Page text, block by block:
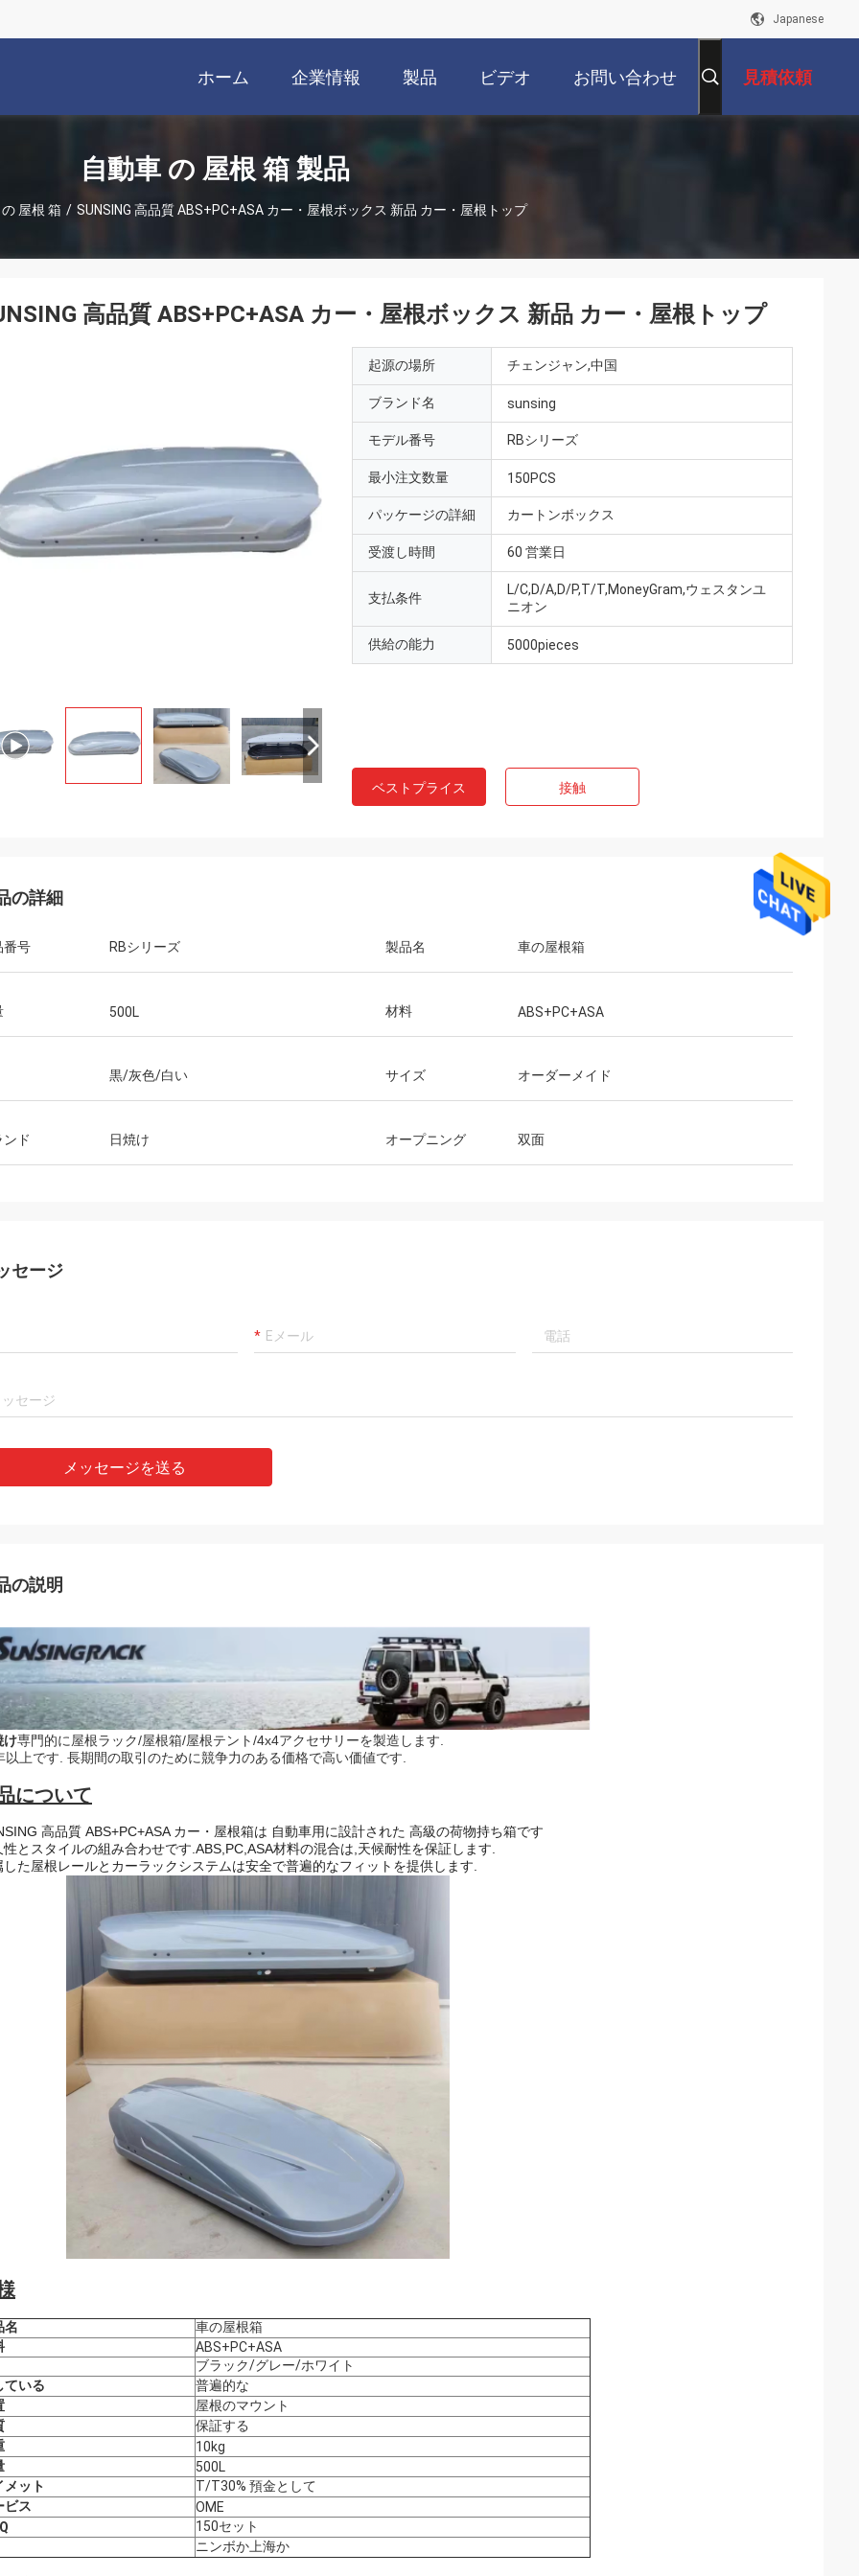
Japanese
ホーム 企業情報 製品 ビデオ お問い合わせ 見積依頼
自動車 の 屋根 箱 製品
屋根 箱 / SUNSING 高品質 ABS+PC+ASA カー・屋根ボックス 新品 カー・屋根トップ
高品質 ABS+PC+ASA カー・屋根ボックス 新品 カー・屋根トップ
起源の場所 チェンジャン,中国
ブランド名 sunsing
モデル番号 RBシリーズ
最小注文数量 150PCS
パッケージの詳細 カートンボックス
受渡し時間 60 営業日
支払条件
L/C,D/A,D/P,T/T,MoneyGram,ウェスタンユ
ニオン
供給の能力 5000pieces
ベストプライス 接触
の詳細
番号 RBシリーズ 製品名 車の屋根箱
500L 材料 ABS+PC+ASA
黒/灰色/白い サイズ オーダーメイド
ンド 日焼け オープニング 双面
セージ
メッセージを送る
の説明
け専門的に屋根ラック/屋根箱/屋根テント/4x4アクセサリーを製造します.
以上です. 長期間の取引のために競争力のある価格で高い価値です.
について
高品質 ABS+PC+ASA カー・屋根箱は 自動車用に設計された 高級の荷物持ち箱です
性とスタイルの組み合わせです.ABS,PC,ASA材料の混合は,天候耐性を保証します.
した屋根レールとカーラックシステムは安全で普遍的なフィットを提供します.
名
車の屋根箱
ABS+PC+ASA
ブラック/グレー/ホワイト
ている
普遍的な
屋根のマウント
保証する
10kg
500L
メット
T/T30% 預金として
ビス
OME
150セット
ニンボか上海か